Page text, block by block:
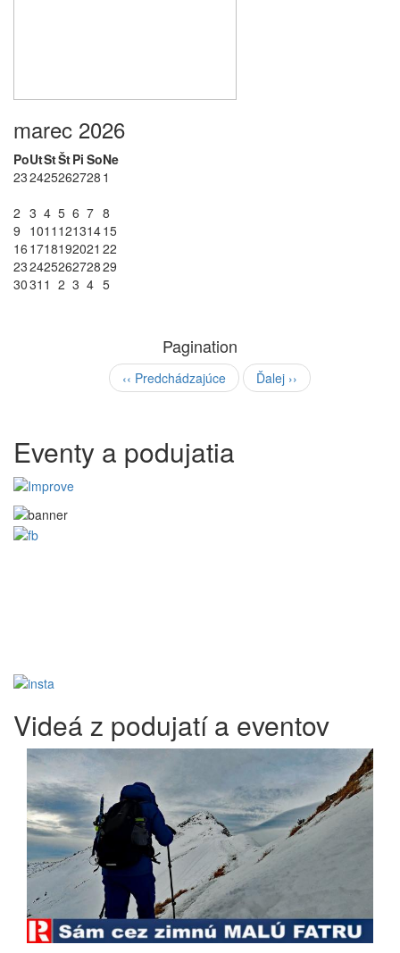
marec 2026
PoUtStŠtPi SoNe
232425262728 1
2 3 4 5 6 7 8
9 1011 12131415
16 1718192021 22
23242526272829
3031 1 2 3 4 5
Pagination
‹‹ Predchádzajúce Ďalej ››
Eventy a podujatia
Videá z podujatí a eventov